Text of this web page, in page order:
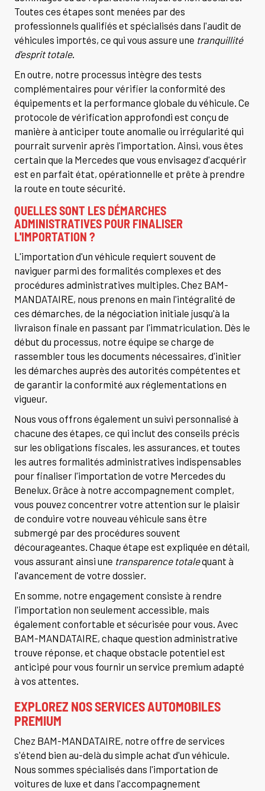
Toutes ces étapes sont menées par des
professionnels qualifiés et spécialisés dans l'audit de
véhicules importés, ce qui vous assure une tranquillité
d'esprit totale.
En outre, notre processus intègre des tests
complémentaires pour vérifier la conformité des
équipements et la performance globale du véhicule. Ce
protocole de vérification approfondi est conçu de
manière à anticiper toute anomalie ou irrégularité qui
pourrait survenir après l'importation. Ainsi, vous êtes
certain que la Mercedes que vous envisagez d'acquérir
est en parfait état, opérationnelle et prête à prendre
la route en toute sécurité.
QUELLES SONT LES DÉMARCHES
ADMINISTRATIVES POUR FINALISER
L'IMPORTATION ?
L'importation d'un véhicule requiert souvent de
naviguer parmi des formalités complexes et des
procédures administratives multiples. Chez BAM-
MANDATAIRE, nous prenons en main l'intégralité de
ces démarches, de la négociation initiale jusqu'à la
livraison finale en passant par l'immatriculation. Dès le
début du processus, notre équipe se charge de
rassembler tous les documents nécessaires, d'initier
les démarches auprès des autorités compétentes et
de garantir la conformité aux réglementations en
vigueur.
Nous vous offrons également un suivi personnalisé à
chacune des étapes, ce qui inclut des conseils précis
sur les obligations fiscales, les assurances, et toutes
les autres formalités administratives indispensables
pour finaliser l'importation de votre Mercedes du
Benelux. Grâce à notre accompagnement complet,
vous pouvez concentrer votre attention sur le plaisir
de conduire votre nouveau véhicule sans être
submergé par des procédures souvent
décourageantes. Chaque étape est expliquée en détail,
vous assurant ainsi une transparence totalequant à
l'avancement de votre dossier.
En somme, notre engagement consiste à rendre
l'importation non seulement accessible, mais
également confortable et sécurisée pour vous. Avec
BAM-MANDATAIRE, chaque question administrative
trouve réponse, et chaque obstacle potentiel est
anticipé pour vous fournir un service premium adapté
à vos attentes.
EXPLOREZ NOS SERVICES AUTOMOBILES
PREMIUM
Chez BAM-MANDATAIRE, notre offre de services
s'étend bien au-delà du simple achat d'un véhicule.
Nous sommes spécialisés dans l'importation de
voitures de luxe et dans l'accompagnement